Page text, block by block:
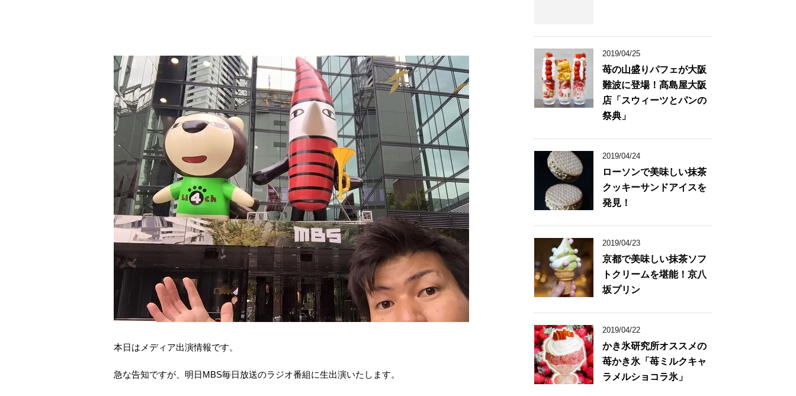
本日はメディア出演情報です。
急な告知ですが、明日MBS毎日放送のラジオ番組に生出演いたします。
2019/04/25
苺の山盛りパフェが大阪
難波に登場！髙島屋大阪
店「スウィーツとパンの
祭典」
2019/04/24
ローソンで美味しい抹茶
クッキーサンドアイスを
発見！
2019/04/23
京都で美味しい抹茶ソフ
トクリームを堪能！京八
坂プリン
2019/04/22
かき氷研究所オススメの
苺かき氷「苺ミルクキャ
ラメルショコラ氷」